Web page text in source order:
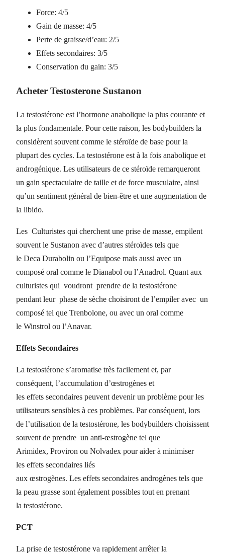
Force: 4/5
Gain de masse: 4/5
Perte de graisse/d’eau: 2/5
Effets secondaires: 3/5
Conservation du gain: 3/5
Acheter Testosterone Sustanon
La testostérone est l’hormone anabolique la plus courante et
la plus fondamentale. Pour cette raison, les bodybuilders la
considèrent souvent comme le stéroïde de base pour la
plupart des cycles. La testostérone est à la fois anabolique et
androgénique. Les utilisateurs de ce stéroïde remarqueront
un gain spectaculaire de taille et de force musculaire, ainsi
qu’un sentiment général de bien-être et une augmentation de
la libido.
Les Culturistes qui cherchent une prise de masse, empilent
souvent le Sustanon avec d’autres stéroïdes tels que
le Deca Durabolin ou l’Equipose mais aussi avec un
composé oral comme le Dianabol ou l’Anadrol. Quant aux
culturistes qui voudront prendre de la testostérone
pendant leur phase de sèche choisiront de l’empiler avec un
composé tel que Trenbolone, ou avec un oral comme
le Winstrol ou l’Anavar.
Effets Secondaires
La testostérone s’aromatise très facilement et, par
conséquent, l’accumulation d’œstrogènes et
les effets secondaires peuvent devenir un problème pour les
utilisateurs sensibles à ces problèmes. Par conséquent, lors
de l’utilisation de la testostérone, les bodybuilders choisissent
souvent de prendre un anti-œstrogène tel que
Arimidex, Proviron ou Nolvadex pour aider à minimiser
les effets secondaires liés
aux œstrogènes. Les effets secondaires androgènes tels que
la peau grasse sont également possibles tout en prenant
la testostérone.
PCT
La prise de testostérone va rapidement arrêter la